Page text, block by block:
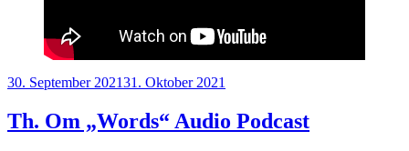
Veröffentlicht
30. September 202131. Oktober 2021
Th. Om „Words“ Audio Podcast